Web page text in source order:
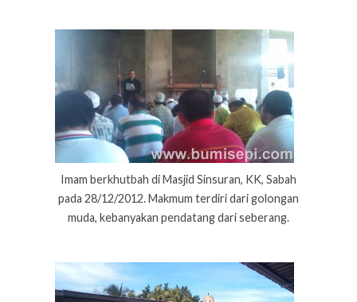
Imam berkhutbah di Masjid Sinsuran, KK, Sabah
pada 28/12/2012. Makmum terdiri dari golongan
muda, kebanyakan pendatang dari seberang.